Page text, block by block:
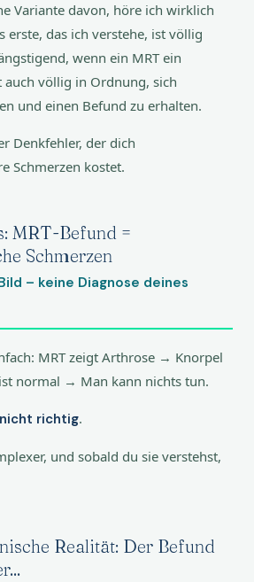
Variante davon, höre ich wirklich
erste, das ich verstehe, ist völlig
wenn ein MRT ein
auch völlig in Ordnung, sich
und einen Befund zu erhalten.
Denkfehler, der dich
Schmerzen kostet.
MRT-Befund =
Schmerzen
– keine Diagnose deines
MRT zeigt Arthrose → Knorpel
normal → Man kann nichts tun.
nicht richtig.
und sobald du sie verstehst,
Realität: Der Befund